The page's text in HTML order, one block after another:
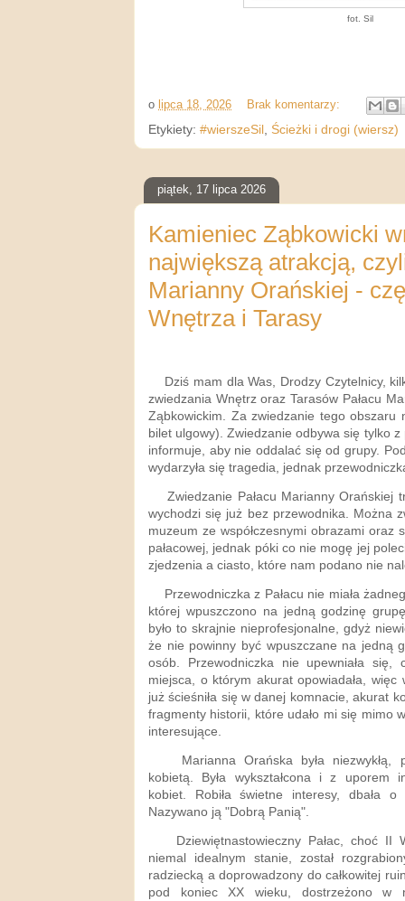
fot. Sil
o lipca 18, 2026
Brak komentarzy:
Etykiety: #wierszeSil Ścieżki i drogi (wiersz)
piątek, 17 lipca 2026
Kamieniec Ząbkowicki
największą atrakcją,
Marianny Orańskiej -
Wnętrza i Tarasy
Dziś mam dla Was, Drodzy Czytelnicy,
zwiedzania Wnętrz oraz Tarasów Pałacu
Ząbkowickim. Za zwiedzanie tego obszaru
bilet ulgowy). Zwiedzanie odbywa się tylko
informuje, aby nie oddalać się od grupy.
wydarzyła się tragedia, jednak
Zwiedzanie Pałacu Marianny Orańskiej
wychodzi się już bez przewodnika. Można
muzeum ze współczesnymi obrazami oraz
pałacowej, jednak póki co nie mogę jej
zjedzenia a ciasto, które nam podano nie
Przewodniczka z Pałacu nie miała
której wpuszczono na jedną godzinę
było to skrajnie nieprofesjonalne, gdyż
że nie powinny być wpuszczane na jedną
osób. Przewodniczka nie upewniała się,
miejsca, o którym akurat opowiadała, więc
już ścieśniła się w danej komnacie, akurat
fragmenty historii, które udało mi się mimo
interesujące.
Marianna Orańska była niezwykłą,
kobietą. Była wykształcona i z uporem
kobiet. Robiła świetne interesy, dbała
Nazywano ją "Dobrą Panią".
Dziewiętnastowieczny Pałac, choć II
niemal idealnym stanie, został
radziecką a doprowadzony do całkowitej
pod koniec XX wieku, dostrzeżono w